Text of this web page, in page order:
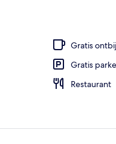
Gratis
Gratis
Restaurant